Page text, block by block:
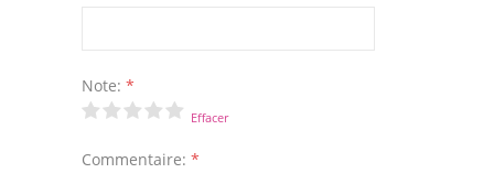
Note: *
Effacer
Commentaire: *